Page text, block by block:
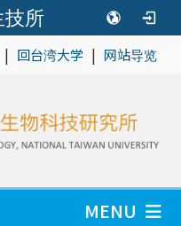
技所
| 回台湾大学 | 网站导览
MENU